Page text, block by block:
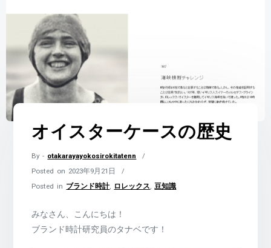
オイスターケースの歴史
By - otakarayayokosirokitatenn
Posted on 2023年9月21日
Posted in ブランド時計, ロレックス,豆知識
みなさん、こんにちは！
ブランド時計研究員のタナベです！